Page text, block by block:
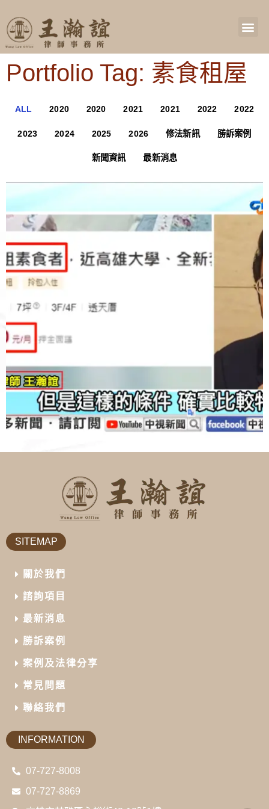
Portfolio Tag: 素食租屋
ALL 2020 2020 2021 2021 2022 2022
2023 2024 2025 2026 修法新訊 勝訴案例
新聞資訊 最新消息
SITEMAP
關於我們
諮詢項目
最新消息
勝訴案例
案例及法律分享
常見問題
聯絡我們
INFORMATION
07-727-8008
07-727-8869